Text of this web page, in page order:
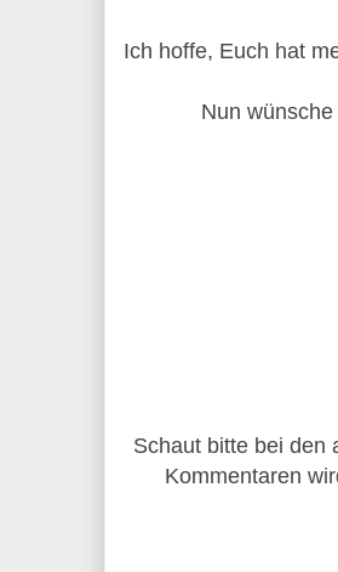
Ich hoffe, Euch hat
Nun
Schaut bitte bei den
Kommentaren